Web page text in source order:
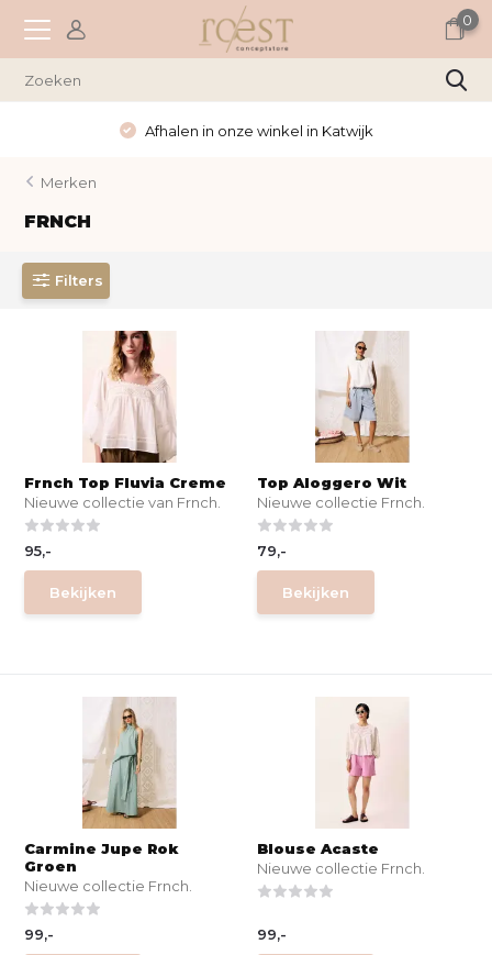
0
Wekelijks
Merken
FRNCH
Filters
Frnch Top Fluvia Creme
Nieuwe collectie van Frnch.
95,-
Bekijken
Top Aloggero Wit
Nieuwe collectie Frnch.
79,-
Bekijken
Carmine Jupe Rok
Groen
Nieuwe collectie Frnch.
99,-
Blouse Acaste
Nieuwe collectie Frnch.
99,-